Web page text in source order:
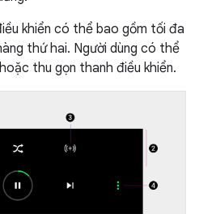
khiển có thể bao gồm tối đa
thứ hai. Người dùng có thể
thu gọn thanh điều khiển.